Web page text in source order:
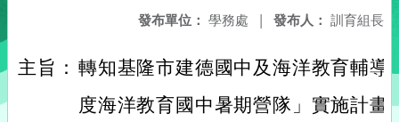
發布人： 訓育組長
發布單位： 學務處 |
主旨： 轉知基隆市建德國中及海洋教育輔導
度海洋教育國中暑期營隊」實施計畫